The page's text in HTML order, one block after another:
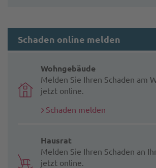
Schaden online melden
Wohngebäude
Melden Sie Ihren Schaden am
jetzt online.
Schaden melden
Hausrat
Melden Sie Ihren Schaden an
jetzt online.